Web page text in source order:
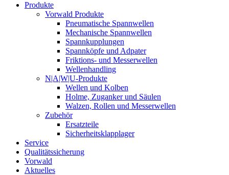
Produkte
Vorwald Produkte
Pneumatische Spannwellen
Mechanische Spannwellen
Spannkupplungen
Spannköpfe und Adpater
Friktions- und Messerwellen
Wellenhandling
N|A|W|U-Produkte
Wellen und Kolben
Holme, Zuganker und Säulen
Walzen, Rollen und Messerwellen
Zubehör
Ersatzteile
Sicherheitsklapplager
Service
Qualitätssicherung
Vorwald
Aktuelles